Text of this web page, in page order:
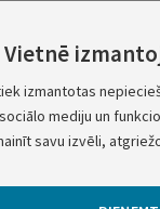
pilsētās"
Vietnē
izmantotas
mediju un
savu izvēli,